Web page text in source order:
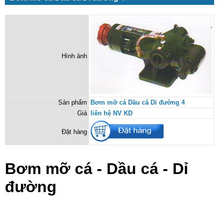
Hình ảnh
Sản phẩm
Bơm mỡ cá Dầu cá Dỉ đường 4
Giá
liên hệ NV KD
Đặt hàng
Bơm mỡ cá - Dầu cá - Dỉ
đường